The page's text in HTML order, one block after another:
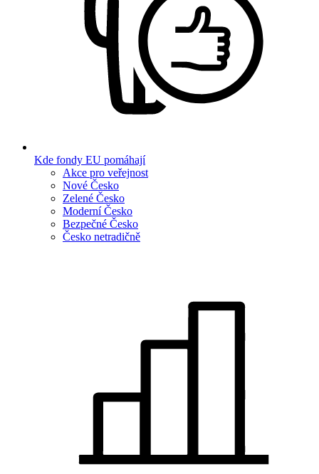
Kde fondy EU pomáhají
Akce pro veřejnost
Nové Česko
Zelené Česko
Moderní Česko
Bezpečné Česko
Česko netradičně